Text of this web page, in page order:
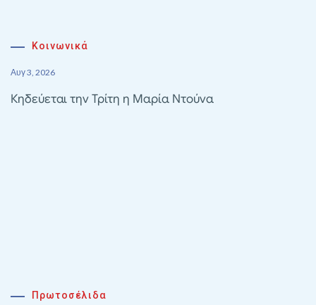
Κοινωνικά
Αυγ 3, 2026
Κηδεύεται την Τρίτη η Μαρία Ντούνα
Πρωτοσέλιδα